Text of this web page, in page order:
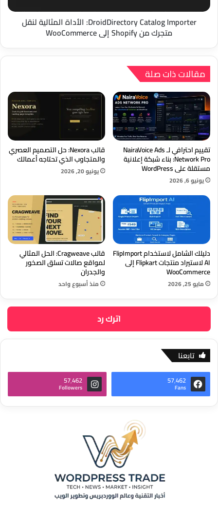
Shopify
WooCommerce
DroidDirectory Catalog Importer: الأداة المثالية لنقل
متجرك من Shopify إلى WooCommerce
مقالات ذات صلة
تقييم احترافي لـ NairaVoice Ads
Network Pro: بناء شبكة إعلانية
مستقلة على WordPress
يونيو 6, 2026
قالب Nexora: حل التصميم العصري
والمتجاوب الذي تحتاجه أعمالك
يونيو 20, 2026
دليلك الشامل لاستخدام FlipImport
AI لاستيراد منتجات Flipkart إلى
WooCommerce
مايو 25, 2026
قالب Cragweave: الحل المثالي
لمواقع صالات تسلق الصخور
والجدران
منذ أسبوع واحد
اترك رد
تابعنا
57٬462
Fans
57٬462
Followers